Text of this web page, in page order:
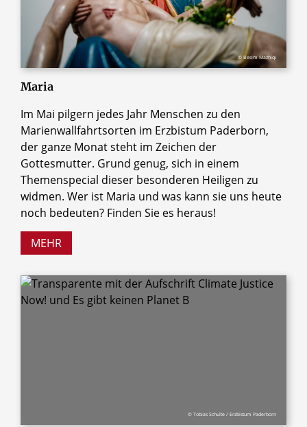
© Besim Mazhiqi
Maria
Im Mai pilgern jedes Jahr Menschen zu den
Marienwallfahrtsorten im Erzbistum Paderborn,
der ganze Monat steht im Zeichen der
Gottesmutter. Grund genug, sich in einem
Themenspecial dieser besonderen Heiligen zu
widmen. Wer ist Maria und was kann sie uns heute
noch bedeuten? Finden Sie es heraus!
MEHR
© Tobias Schulte / Erzbistum Paderborn